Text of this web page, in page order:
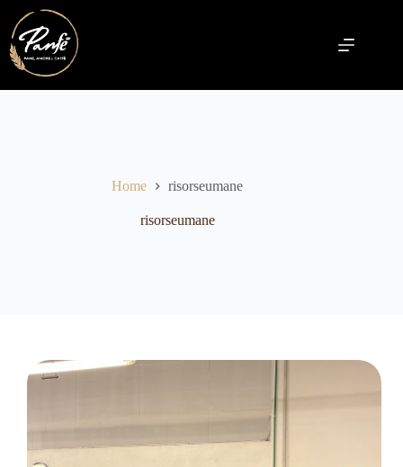
content
Home risorseumane
risorseumane